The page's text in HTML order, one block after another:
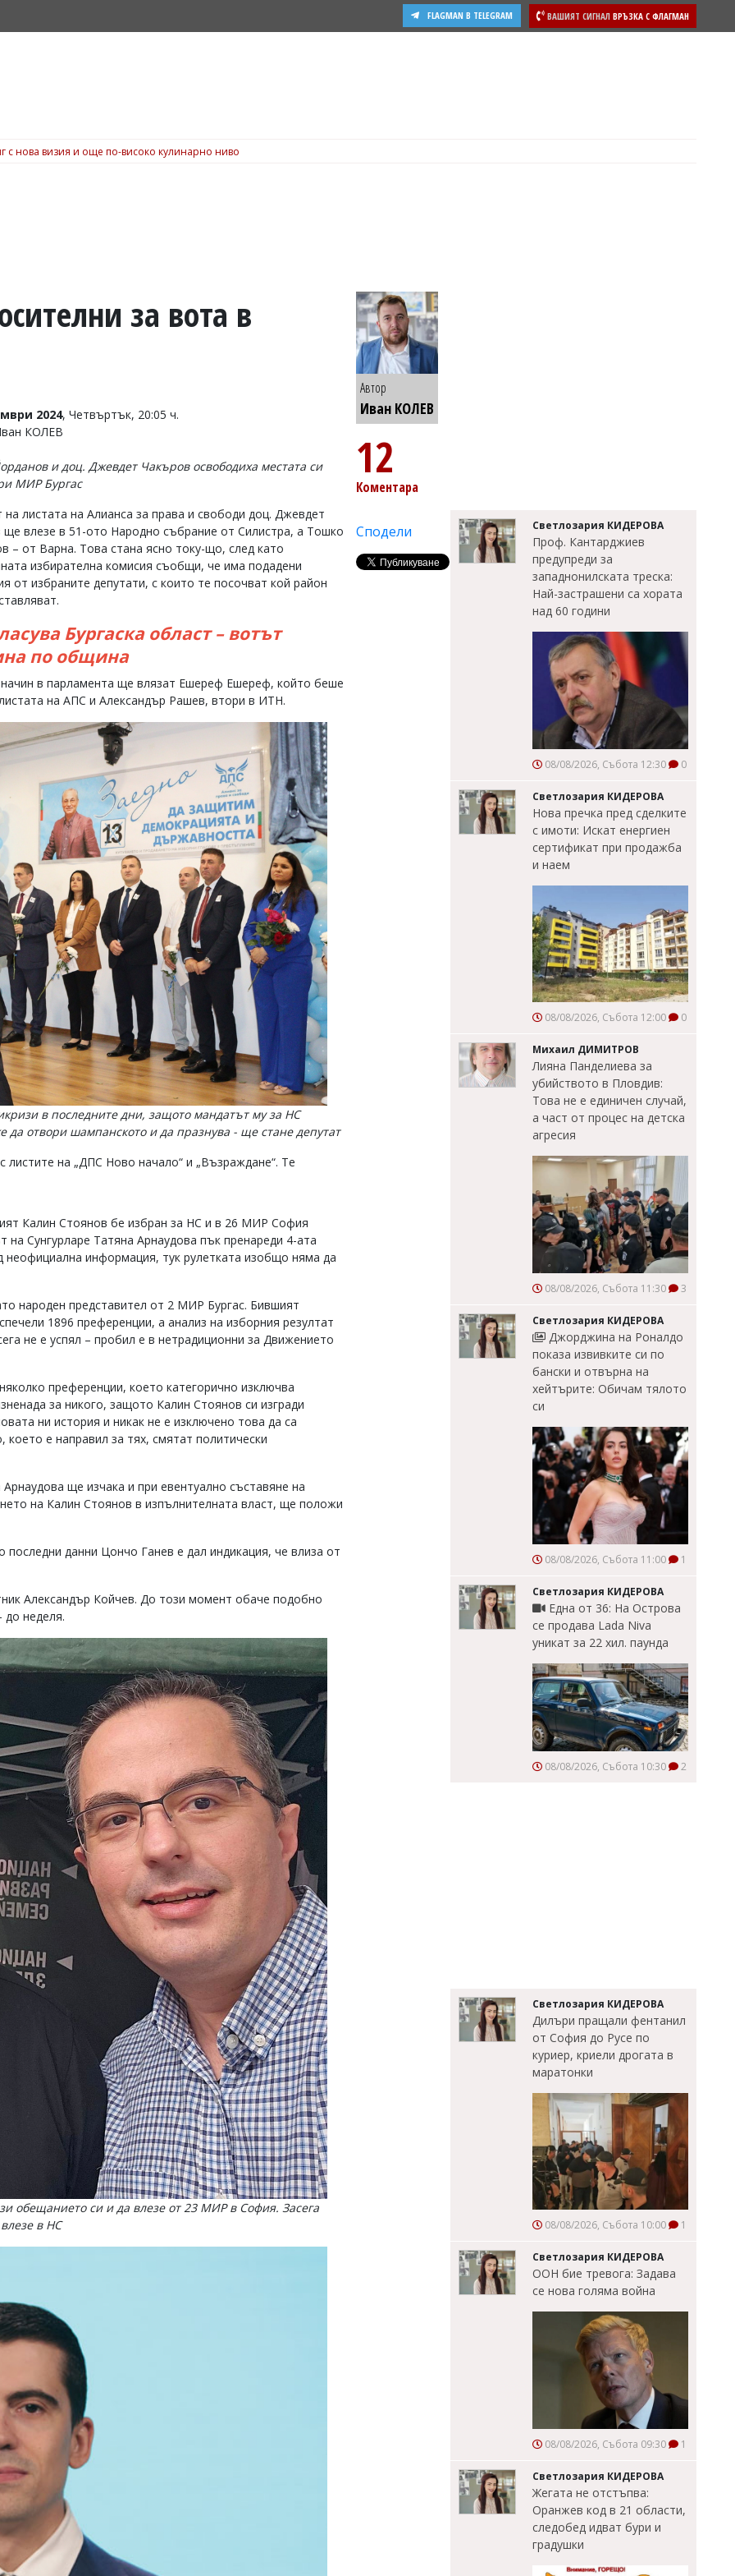
ВАШИЯТ СИГНАЛ ВРЪЗКА С ФЛАГМАН
FLAGMAN В TELEGRAM
копеле“ може да ви спечели вечеря за 200 евро в Dock 5, вижте подробности
за вота в
2024, Четвъртък, 20:05 ч.
КОЛЕВ
и доц. Джевдет Чакъров освободиха местата си
МИР Бургас
листата на Алианса за права и свободи доц. Джевдет
ще влезе в 51-ото Народно събрание от Силистра, а Тошко
– от Варна. Това стана ясно току-що, след като
избирателна комисия съобщи, че има подадени
от избраните депутати, с които те посочват кой район
Бургаска област – вотът
по община
в парламента ще влязат Ешереф Ешереф, който беше
на АПС и Александър Рашев, втори в ИТН.
в последните дни, защото мандатът му за НС
отвори шампанското и да празнува - ще стане депутат
на „ДПС Ново начало“ и „Възраждане“. Те
Калин Стоянов бе избран за НС и в 26 МИР София
Сунгурларе Татяна Арнаудова пък пренареди 4-ата
информация, тук рулетката изобщо няма да
народен представител от 2 МИР Бургас. Бившият
1896 преференции, а анализ на изборния резултат
не е успял – пробил е в нетрадиционни за Движението
преференции, което категорично изключва
за никого, защото Калин Стоянов си изгради
ни история и никак не е изключено това да са
е направил за тях, смятат политически
ще изчака и при евентуално съставяне на
на Калин Стоянов в изпълнителната власт, ще положи
данни Цончо Ганев е дал индикация, че влиза от
Александър Койчев. До този момент обаче подобно
до неделя.
обещанието си и да влезе от 23 МИР в София. Засега
в НС
Автор
Иван КОЛЕВ
12
Коментара
Сподели Светлозария КИДЕРОВА
Проф. Кантарджиев
предупреди за
западнонилската треска:
Най-застрашени са хората
над 60 години
08/08/2026, Събота 12:30 0
Светлозария КИДЕРОВА
Нова пречка пред сделките
с имоти: Искат енергиен
сертификат при продажба
и наем
08/08/2026, Събота 12:00 0
Михаил ДИМИТРОВ
Лияна Панделиева за
убийството в Пловдив:
Това не е единичен случай,
а част от процес на детска
агресия
08/08/2026, Събота 11:30 3
Светлозария КИДЕРОВА
Джорджина на Роналдо
показа извивките си по
бански и отвърна на
хейтърите: Обичам тялото
си
08/08/2026, Събота 11:00 1
Светлозария КИДЕРОВА
Една от 36: На Острова
се продава Lada Niva
уникат за 22 хил. паунда
08/08/2026, Събота 10:30 2
Светлозария КИДЕРОВА
Дилъри пращали фентанил
от София до Русе по
куриер, криели дрогата в
маратонки
08/08/2026, Събота 10:00 1
Светлозария КИДЕРОВА
ООН бие тревога: Задава
се нова голяма война
08/08/2026, Събота 09:30 1
Светлозария КИДЕРОВА
Жегата не отстъпва:
Оранжев код в 21 области,
следобед идват бури и
градушки